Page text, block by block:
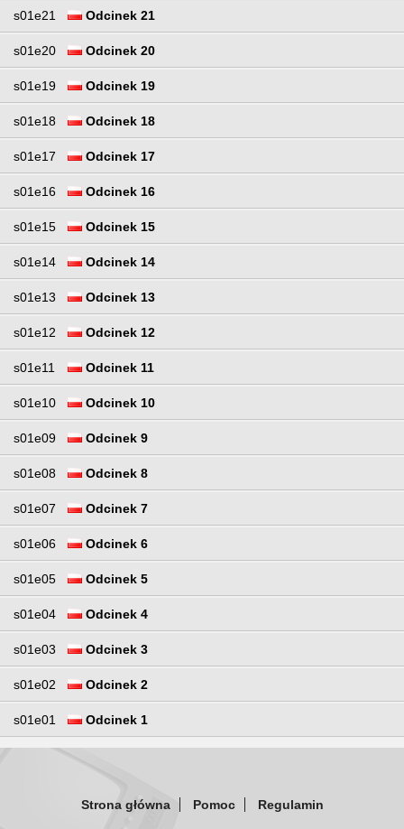
s01e21 Odcinek 21
s01e20 Odcinek 20
s01e19 Odcinek 19
s01e18 Odcinek 18
s01e17 Odcinek 17
s01e16 Odcinek 16
s01e15 Odcinek 15
s01e14 Odcinek 14
s01e13 Odcinek 13
s01e12 Odcinek 12
s01e11 Odcinek 11
s01e10 Odcinek 10
s01e09 Odcinek 9
s01e08 Odcinek 8
s01e07 Odcinek 7
s01e06 Odcinek 6
s01e05 Odcinek 5
s01e04 Odcinek 4
s01e03 Odcinek 3
s01e02 Odcinek 2
s01e01 Odcinek 1
Strona główna Pomoc Regulamin